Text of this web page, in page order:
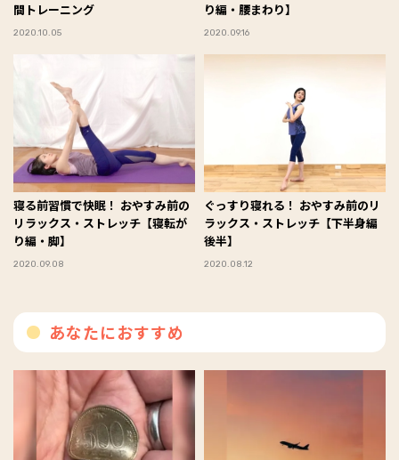
間トレーニング
2020.10.05
り編・腰まわり】
2020.09.16
寝る前習慣で快眠！ おやすみ前の
リラックス・ストレッチ【寝転が
り編・脚】
2020.09.08
ぐっすり寝れる！ おやすみ前のリ
ラックス・ストレッチ【下半身編
後半】
2020.08.12
あなたにおすすめ